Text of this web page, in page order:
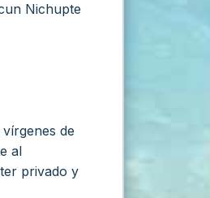
Nichupte
de
al
privado y